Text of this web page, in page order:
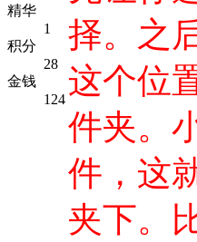
精华
1
积分
28
金钱
124
择。之
这个位
件夹。
件，这
夹下。